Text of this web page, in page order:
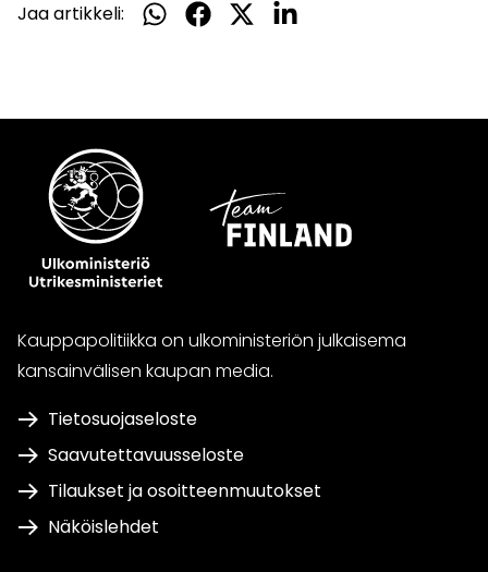
Jaa artikkeli:
Jaa
Jaa
Jaa
Jaa
Kauppapolitiikka on ulkoministeriön julkaisema
kansainvälisen kaupan media.
Tietosuojaseloste
Saavutettavuusseloste
Tilaukset ja osoitteenmuutokset
Näköislehdet